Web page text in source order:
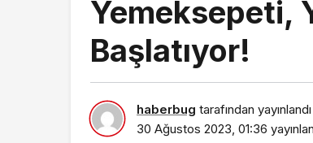
Yemeksepeti,
Başlatıyor!
haberbug tarafından yayınlandı
30 Ağustos 2023, 01:36